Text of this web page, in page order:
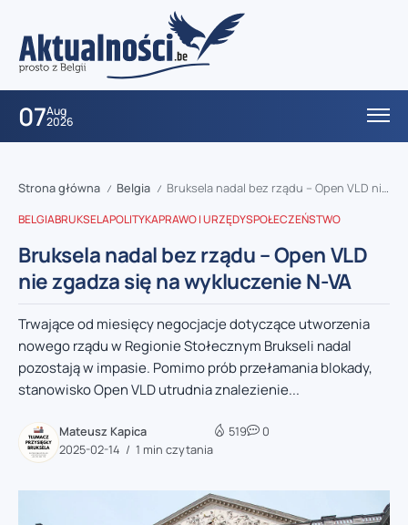
07Aug
2026
Strona główna / Belgia / Bruksela nadal bez rządu – Open VLD nie zgadza się na wykluczenie N-VA
BELGIABRUKSELAPOLITYKAPRAWO I URZĘDYSPOŁECZEŃSTWO
Bruksela nadal bez rządu – Open VLD
nie zgadza się na wykluczenie N-VA
Trwające od miesięcy negocjacje dotyczące utworzenia
nowego rządu w Regionie Stołecznym Brukseli nadal
pozostają w impasie. Pomimo prób przełamania blokady,
stanowisko Open VLD utrudnia znalezienie...
Mateusz Kapica
2025-02-14
1 min czytania
519 0